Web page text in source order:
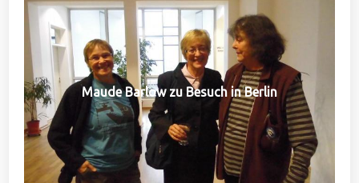
Maude Barlow zu Besuch in Berlin